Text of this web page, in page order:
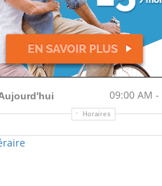
09:00 AM -
Horaires